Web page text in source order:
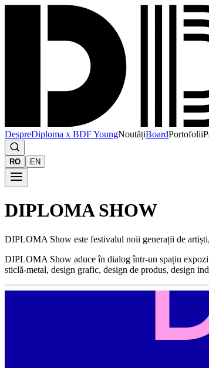
DespreDiploma x BDF YoungNoutățiBoardPortofolii
RO EN
DIPLOMA SHOW
DIPLOMA Show este festivalul noii generații de
DIPLOMA Show aduce în dialog într-un spațiu
sticlă-metal, design grafic, design de produs, design